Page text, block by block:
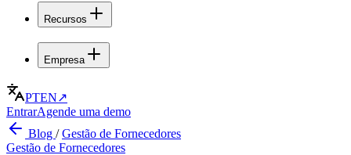
Recursos
Empresa
PTEN↗
EntrarAgende uma demo
Blog /Gestão de Fornecedores
Gestão de Fornecedores